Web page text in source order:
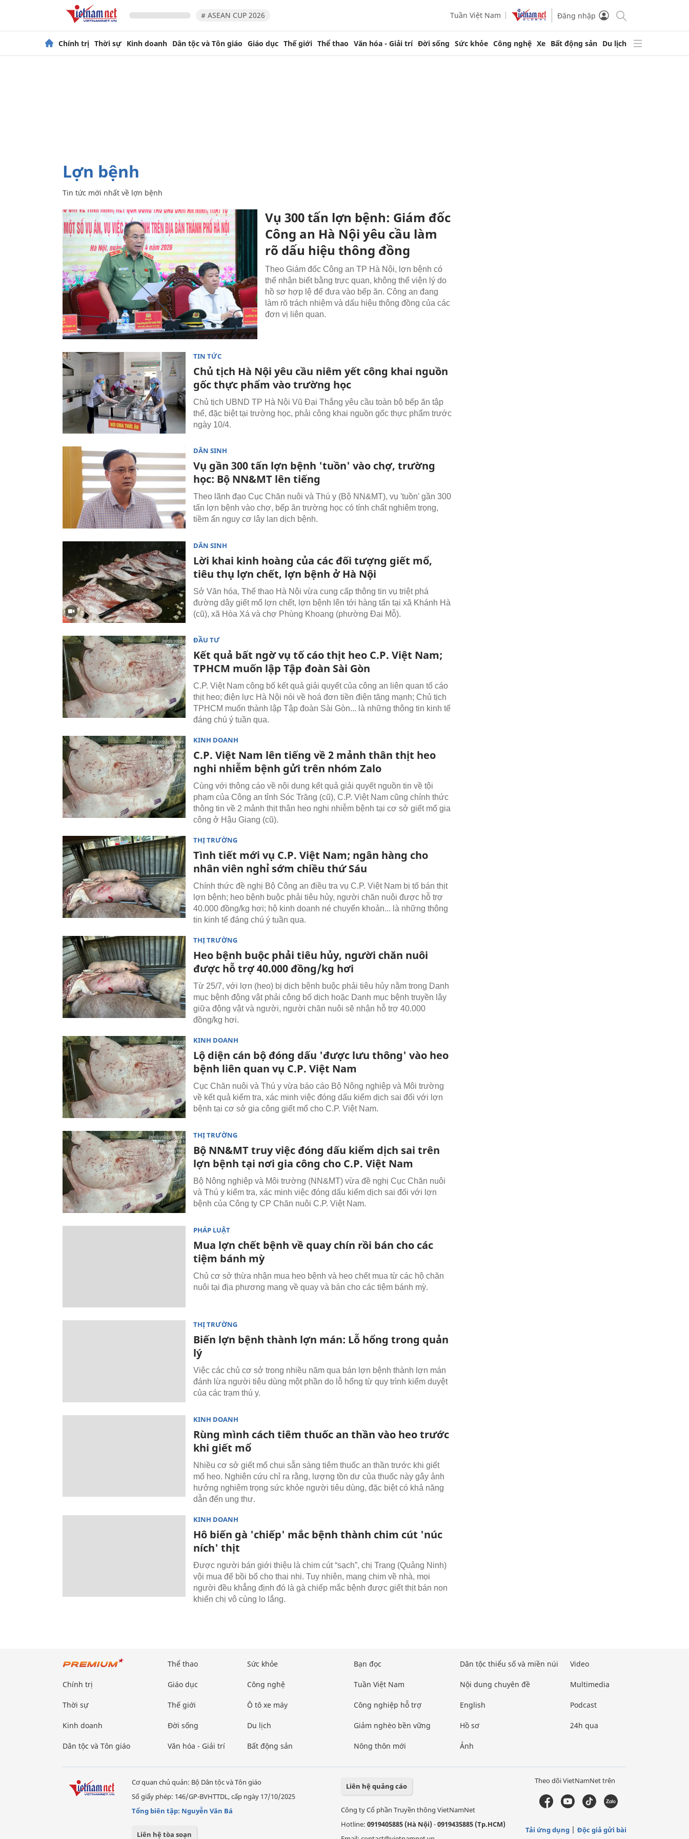
# ASEAN CUP 2026 Tuần Việt Nam Đăng nhập
Chính trị Thời sự Kinh doanh Dân tộc và Tôn giáo Giáo dục Thế giới Thể thao Văn hóa - Giải trí Đời sống Sức khỏe Công nghệ Xe Bất động sản Du lịch
lợn bệnh
Tin tức mới nhất về lợn bệnh
Vụ 300 tấn lợn bệnh: Giám đốc
Công an Hà Nội yêu cầu làm
rõ dấu hiệu thông đồng
Theo Giám đốc Công an TP Hà Nội, lợn bệnh có
thể nhận biết bằng trực quan, không thể viện lý do
hồ sơ hợp lệ để đưa vào bếp ăn. Công an đang
làm rõ trách nhiệm và dấu hiệu thông đồng của các
đơn vị liên quan.
TIN TỨC
Chủ tịch Hà Nội yêu cầu niêm yết công khai nguồn
gốc thực phẩm vào trường học
Chủ tịch UBND TP Hà Nội Vũ Đại Thắng yêu cầu toàn bộ bếp ăn tập
thể, đặc biệt tại trường học, phải công khai nguồn gốc thực phẩm trước
ngày 10/4.
DÂN SINH
Vụ gần 300 tấn lợn bệnh 'tuồn' vào chợ, trường
học: Bộ NN&MT lên tiếng
Theo lãnh đạo Cục Chăn nuôi và Thú y (Bộ NN&MT), vụ 'tuồn' gần 300
tấn lợn bệnh vào chợ, bếp ăn trường học có tính chất nghiêm trọng,
tiềm ẩn nguy cơ lây lan dịch bệnh.
DÂN SINH
Lời khai kinh hoàng của các đối tượng giết mổ,
tiêu thụ lợn chết, lợn bệnh ở Hà Nội
Sở Văn hóa, Thể thao Hà Nội vừa cung cấp thông tin vụ triệt phá
đường dây giết mổ lợn chết, lợn bệnh lên tới hàng tấn tại xã Khánh Hà
(cũ), xã Hòa Xá và chợ Phùng Khoang (phường Đại Mỗ).
ĐẦU TƯ
Kết quả bất ngờ vụ tố cáo thịt heo C.P. Việt Nam;
TPHCM muốn lập Tập đoàn Sài Gòn
C.P. Việt Nam công bố kết quả giải quyết của công an liên quan tố cáo
thịt heo; điện lực Hà Nội nói về hoá đơn tiền điện tăng mạnh; Chủ tịch
TPHCM muốn thành lập Tập đoàn Sài Gòn... là những thông tin kinh tế
đáng chú ý tuần qua.
KINH DOANH
C.P. Việt Nam lên tiếng về 2 mảnh thân thịt heo
nghi nhiễm bệnh gửi trên nhóm Zalo
Cùng với thông cáo về nội dung kết quả giải quyết nguồn tin về tội
phạm của Công an tỉnh Sóc Trăng (cũ), C.P. Việt Nam cũng chính thức
thông tin về 2 mảnh thịt thân heo nghi nhiễm bệnh tại cơ sở giết mổ gia
công ở Hậu Giang (cũ).
THỊ TRƯỜNG
Tình tiết mới vụ C.P. Việt Nam; ngân hàng cho
nhân viên nghỉ sớm chiều thứ Sáu
Chính thức đề nghị Bộ Công an điều tra vụ C.P. Việt Nam bị tố bán thịt
lợn bệnh; heo bệnh buộc phải tiêu hủy, người chăn nuôi được hỗ trợ
40.000 đồng/kg hơi; hộ kinh doanh né chuyển khoản... là những thông
tin kinh tế đáng chú ý tuần qua.
THỊ TRƯỜNG
Heo bệnh buộc phải tiêu hủy, người chăn nuôi
được hỗ trợ 40.000 đồng/kg hơi
Từ 25/7, với lợn (heo) bị dịch bệnh buộc phải tiêu hủy nằm trong Danh
mục bệnh động vật phải công bố dịch hoặc Danh mục bệnh truyền lây
giữa động vật và người, người chăn nuôi sẽ nhận hỗ trợ 40.000
đồng/kg hơi.
KINH DOANH
Lộ diện cán bộ đóng dấu 'được lưu thông' vào heo
bệnh liên quan vụ C.P. Việt Nam
Cục Chăn nuôi và Thú y vừa báo cáo Bộ Nông nghiệp và Môi trường
về kết quả kiểm tra, xác minh việc đóng dấu kiểm dịch sai đối với lợn
bệnh tại cơ sở gia công giết mổ cho C.P. Việt Nam.
THỊ TRƯỜNG
Bộ NN&MT truy việc đóng dấu kiểm dịch sai trên
lợn bệnh tại nơi gia công cho C.P. Việt Nam
Bộ Nông nghiệp và Môi trường (NN&MT) vừa đề nghị Cục Chăn nuôi
và Thú y kiểm tra, xác minh việc đóng dấu kiểm dịch sai đối với lợn
bệnh của Công ty CP Chăn nuôi C.P. Việt Nam.
PHÁP LUẬT
Mua lợn chết bệnh về quay chín rồi bán cho các
tiệm bánh mỳ ​
Chủ cơ sở thừa nhận mua heo bệnh và heo chết mua từ các hộ chăn
nuôi tại địa phương mang về quay và bán cho các tiệm bánh mỳ.
THỊ TRƯỜNG
Biến lợn bệnh thành lợn mán: Lỗ hổng trong quản
lý
Việc các chủ cơ sở trong nhiều năm qua bán lợn bệnh thành lợn mán
đánh lừa người tiêu dùng một phần do lỗ hổng từ quy trình kiểm duyệt
của các trạm thú y.
KINH DOANH
Rùng mình cách tiêm thuốc an thần vào heo trước
khi giết mổ
Nhiều cơ sở giết mổ chui sẵn sàng tiêm thuốc an thần trước khi giết
mổ heo. Nghiên cứu chỉ ra rằng, lượng tồn dư của thuốc này gây ảnh
hưởng nghiêm trọng sức khỏe người tiêu dùng, đặc biệt có khả năng
dẫn đến ung thư.
KINH DOANH
Hô biến gà 'chiếp' mắc bệnh thành chim cút 'núc
ních' thịt
Được người bán giới thiệu là chim cút “sạch”, chị Trang (Quảng Ninh)
vội mua để bồi bổ cho thai nhi. Tuy nhiên, mang chim về nhà, mọi
người đều khẳng định đó là gà chiếp mắc bệnh được giết thịt bán non
khiến chị vô cùng lo lắng.
Chính trị
Thời sự
Kinh doanh
Dân tộc và Tôn giáo
Thể thao
Giáo dục
Thế giới
Đời sống
Văn hóa - Giải trí
Sức khỏe
Công nghệ
Ô tô xe máy
Du lịch
Bất động sản
Bạn đọc
Tuần Việt Nam
Công nghiệp hỗ trợ
Giảm nghèo bền vững
Nông thôn mới
Dân tộc thiểu số và miền núi
Nội dung chuyên đề
English
Hồ sơ
Ảnh
Video
Multimedia
Podcast
24h qua
Cơ quan chủ quản: Bộ Dân tộc và Tôn giáo
Số giấy phép: 146/GP-BVHTTDL, cấp ngày 17/10/2025
Tổng biên tập: Nguyễn Văn Bá
Liên hệ tòa soạn
Liên hệ quảng cáo
Công ty Cổ phần Truyền thông VietNamNet
Hotline: 0919405885 (Hà Nội)-0919435885 (Tp.HCM)
Theo dõi VietNamNet trên
Tải ứng dụng Độc giả gửi bài